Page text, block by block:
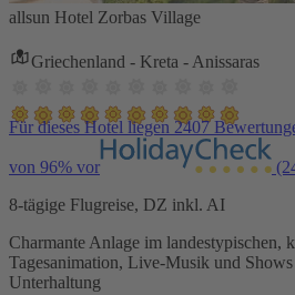
allsun Hotel Zorbas Village
Griechenland - Kreta - Anissaras
Für dieses Hotel liegen 2407
von 96% vor
8-tägige Flugreise, DZ inkl. AI
Charmante Anlage im landestypischen,
Tagesanimation, Live-Musik und
Unterhaltung